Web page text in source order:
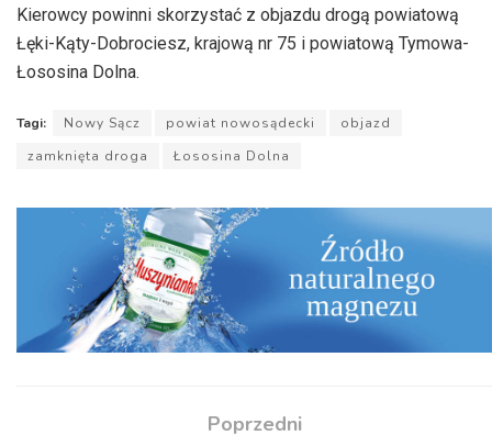
Kierowcy powinni skorzystać z objazdu drogą powiatową
Łęki-Kąty-Dobrociesz, krajową nr 75 i powiatową Tymowa-
Łososina Dolna.
Tagi: Nowy Sącz powiat nowosądecki
objazd
zamknięta droga
Łososina Dolna
Poprzedni